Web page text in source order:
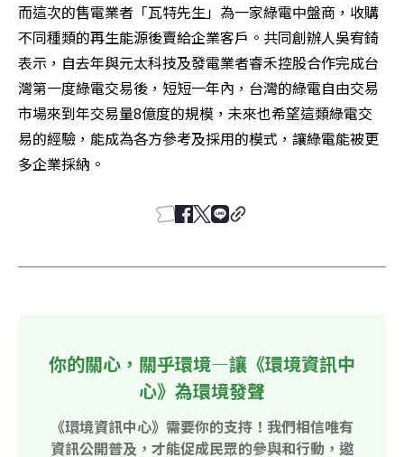
而這次的售電業者「瓦特先生」為一家綠電中盤商，收購
不同種類的再生能源後賣給企業客戶。共同創辦人吳宥錡
表示，自去年與元太科技及發電業者睿禾控股合作完成台
灣第一度綠電交易後，短短一年內，台灣的綠電自由交易
市場來到年交易量8億度的規模，未來也希望這類綠電交
易的經驗，能成為各方參考及採用的模式，讓綠電能被更
多企業採納。
你的關心，關乎環境—讓《環境資訊中
心》為環境發聲
《環境資訊中心》需要你的支持！我們相信唯有
資訊公開普及，才能促成民眾的參與和行動，邀